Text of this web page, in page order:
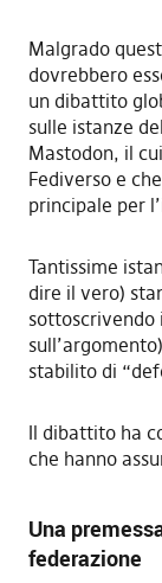
Malgrado
dovrebbero
un dibattito
sulle istanze
Mastodon, il
Fediverso e
principale per
Tantissime
dire il vero)
sottoscrivendo
stabilito di
Il dibattito ha
che hanno
Una
federazione